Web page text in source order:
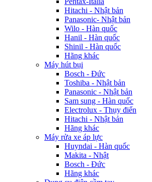
Hitachi - Nhật bản
Panasonic- Nhật bản
Wilo - Hàn quốc
Hanil - Hàn quốc
Shinil - Hàn quốc
Hãng khác
Máy hút bụi
Bosch - Đức
Toshiba - Nhật bản
Panasonic - Nhật bản
Sam sung - Hàn quốc
Electrolux - Thụy điển
Hitachi - Nhật bản
Hãng khác
Máy rửa xe áp lực
Huyndai - Hàn quốc
Makita - Nhật
Bosch - Đức
Hãng khác